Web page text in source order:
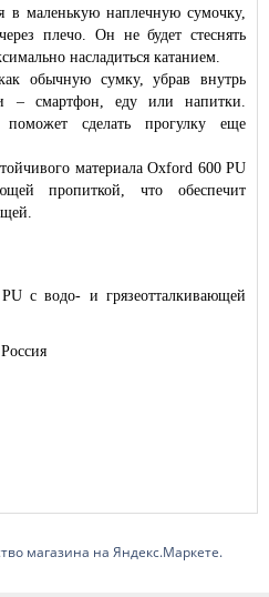
в маленькую наплечную сумочку,
плечо. Он не будет стеснять
насладиться катанием.
обычную сумку, убрав внутрь
– смартфон, еду или напитки.
сделать прогулку еще
материала Oxford 600 PU
пропиткой, что обеспечит
с водо- и грязеотталкивающей